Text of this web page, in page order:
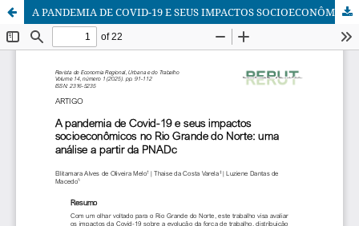
A PANDEMIA DE COVID-19 E SEUS IMPACTOS SOCIOECONÔMICOS NO RIO GRANDE DO NORTE